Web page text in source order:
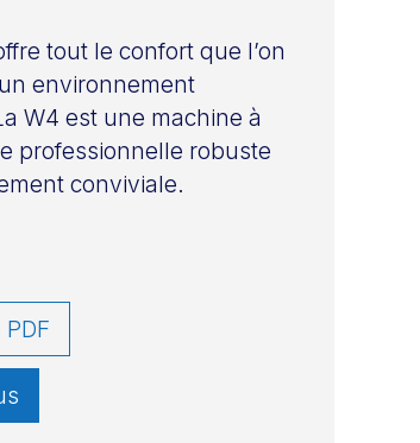
tout le confort que l’on
environnement
W4 est une machine à
professionnelle robuste
conviviale.